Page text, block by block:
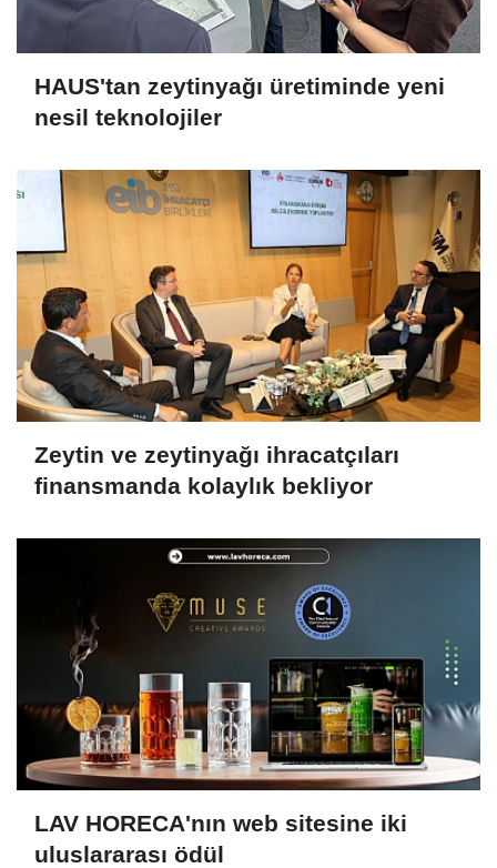
HAUS'tan zeytinyağı üretiminde yeni
nesil teknolojiler
Zeytin ve zeytinyağı ihracatçıları
finansmanda kolaylık bekliyor
LAV HORECA'nın web sitesine iki
uluslararası ödül